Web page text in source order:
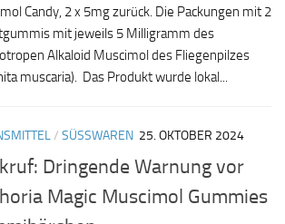
Candy, 2 x 5mg zurück. Die Packungen mit 2
mit jeweils 5 Milligramm des
Alkaloid Muscimol des Fliegenpilzes
muscaria). Das Produkt wurde lokal...
/ SÜSSWAREN 25. OKTOBER 2024
Dringende Warnung vor
Magic Muscimol Gummies